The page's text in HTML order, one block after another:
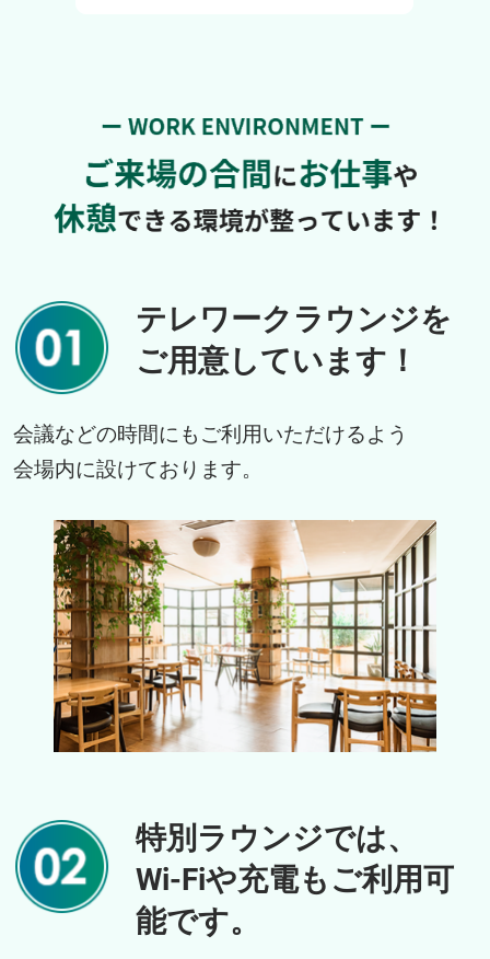
テレワークラウンジを
ご用意しています！
会議などの時間にもご利用いただけるよう
会場内に設けております。
特別ラウンジでは、
Wi-Fiや充電もご利用可
能です。